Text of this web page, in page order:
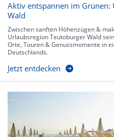
Aktiv entspannen im
Wald
Zwischen sanften Höhenzügen &
Urlaubsregion Teutoburger Wald
Orte, Touren & Genussmomente in
Deutschlands.
Jetzt entdecken